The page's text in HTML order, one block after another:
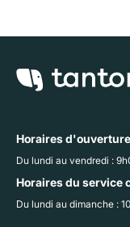
Horaires d'ouverture
Du lundi au vendredi :
Horaires du service
Du lundi au dimanche :